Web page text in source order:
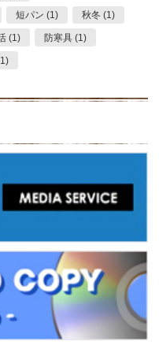
短パン (1) 秋冬 (1)
(1) 防寒具 (1)